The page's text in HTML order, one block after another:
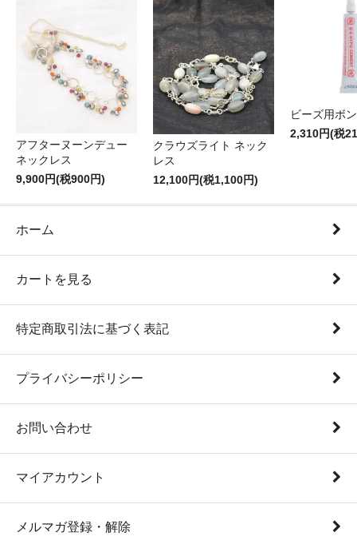
アフターヌーンデュー
ネックレス
9,900円(税900円)
クラウズライト ネック
レス
12,100円(税1,100円)
ビーズ用ボ
2,310円(税
ホーム
カートを見る
特定商取引法に基づく表記
プライバシーポリシー
お問い合わせ
マイアカウント
メルマガ登録・解除